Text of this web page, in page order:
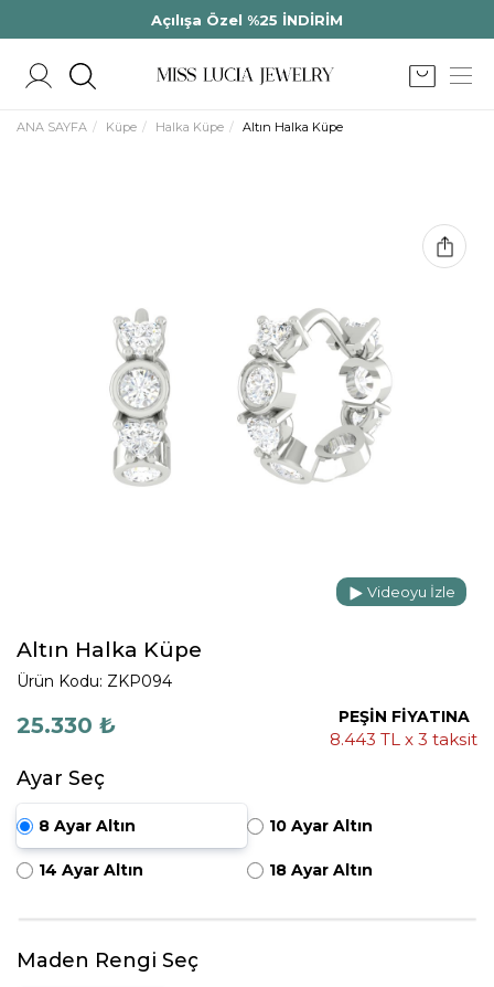
Açılışa Özel %25 İNDİRİM
ANA SAYFA Küpe Halka Küpe Altın Halka Küpe
Videoyu İzle
Altın Halka Küpe
Ürün Kodu: ZKP094
25.330 ₺ PEŞİN FİYATINA
8.443 TL x 3 taksit
Ayar Seç
8 Ayar Altın 10 Ayar Altın
14 Ayar Altın 18 Ayar Altın
Maden Rengi Seç